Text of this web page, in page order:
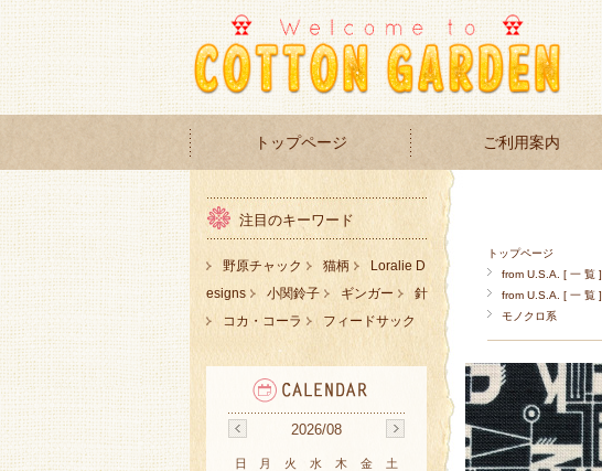
トップページ ご利用案内
トップページ
from U.S.A. [ 一 覧 ]
from U.S.A. [ 一 覧 ]
モノクロ系
注目のキーワード
野原チャック 猫柄
Loralie D
esigns
小関鈴子 ギンガー
針
コカ・コーラ
フィードサック
2026/08
日 月 火 水 木 金
土